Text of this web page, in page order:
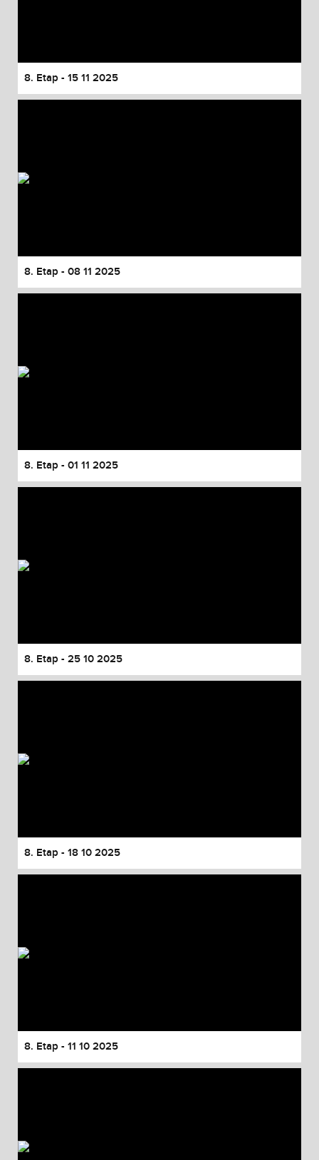
8. Etap - 15 11 2025
8. Etap - 08 11 2025
8. Etap - 01 11 2025
8. Etap - 25 10 2025
8. Etap - 18 10 2025
8. Etap - 11 10 2025